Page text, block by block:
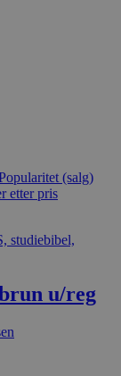
(salg)
etter pris
u/reg